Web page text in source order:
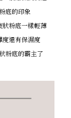
底的印象
粉底一樣輕薄
還有保濕度
粉底的霸主了